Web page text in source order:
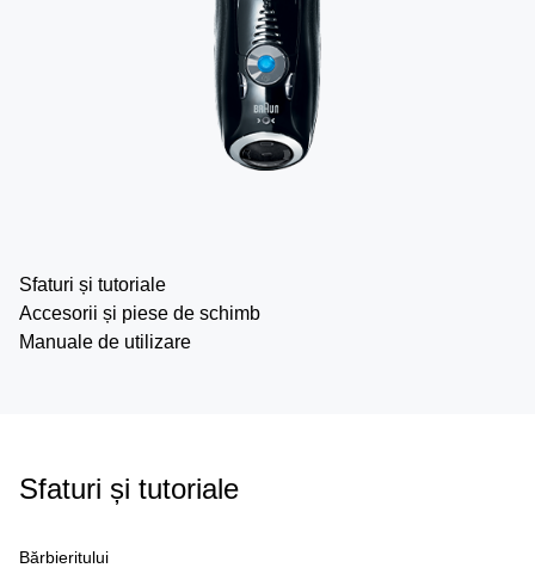
Sfaturi și tutoriale
Accesorii și piese de schimb
Manuale de utilizare
Sfaturi și tutoriale
Bărbieritului